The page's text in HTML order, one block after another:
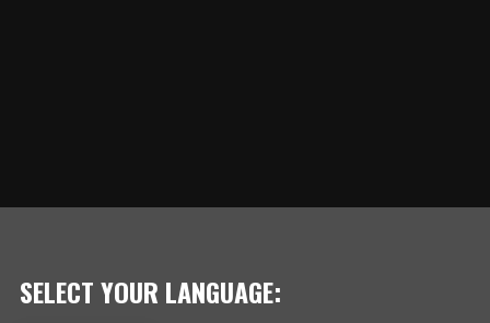
SELECT YOUR LANGUAGE: